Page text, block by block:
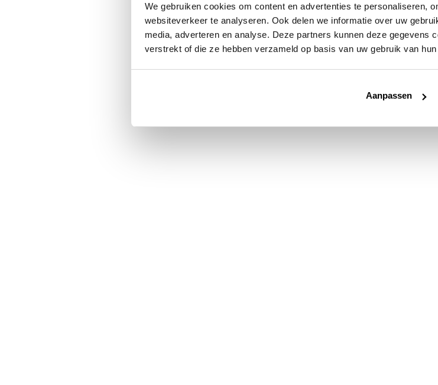
We gebruiken cookies om content en advertenties te personaliseren,
websiteverkeer te analyseren. Ook delen we informatie over uw
media, adverteren en analyse. Deze partners kunnen deze gegevens
verstrekt of die ze hebben verzameld op basis van uw gebruik van
Aanpassen